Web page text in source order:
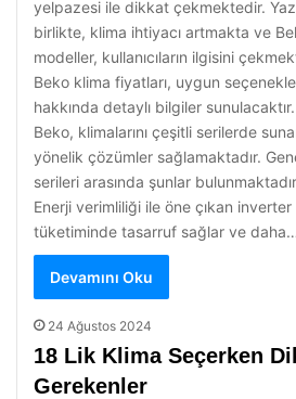
yelpazesi ile dikkat çekmektedir. Yaz
birlikte, klima ihtiyacı artmakta ve
modeller, kullanıcıların ilgisini
Beko klima fiyatları, uygun
hakkında detaylı bilgiler
Beko, klimalarını çeşitli serilerde
yönelik çözümler sağlamaktadır.
serileri arasında şunlar
Enerji verimliliği ile öne çıkan
tüketiminde tasarruf sağlar ve daha…
Devamını Oku
24 Ağustos 2024
18 Lik Klima Seçerken
Gerekenler